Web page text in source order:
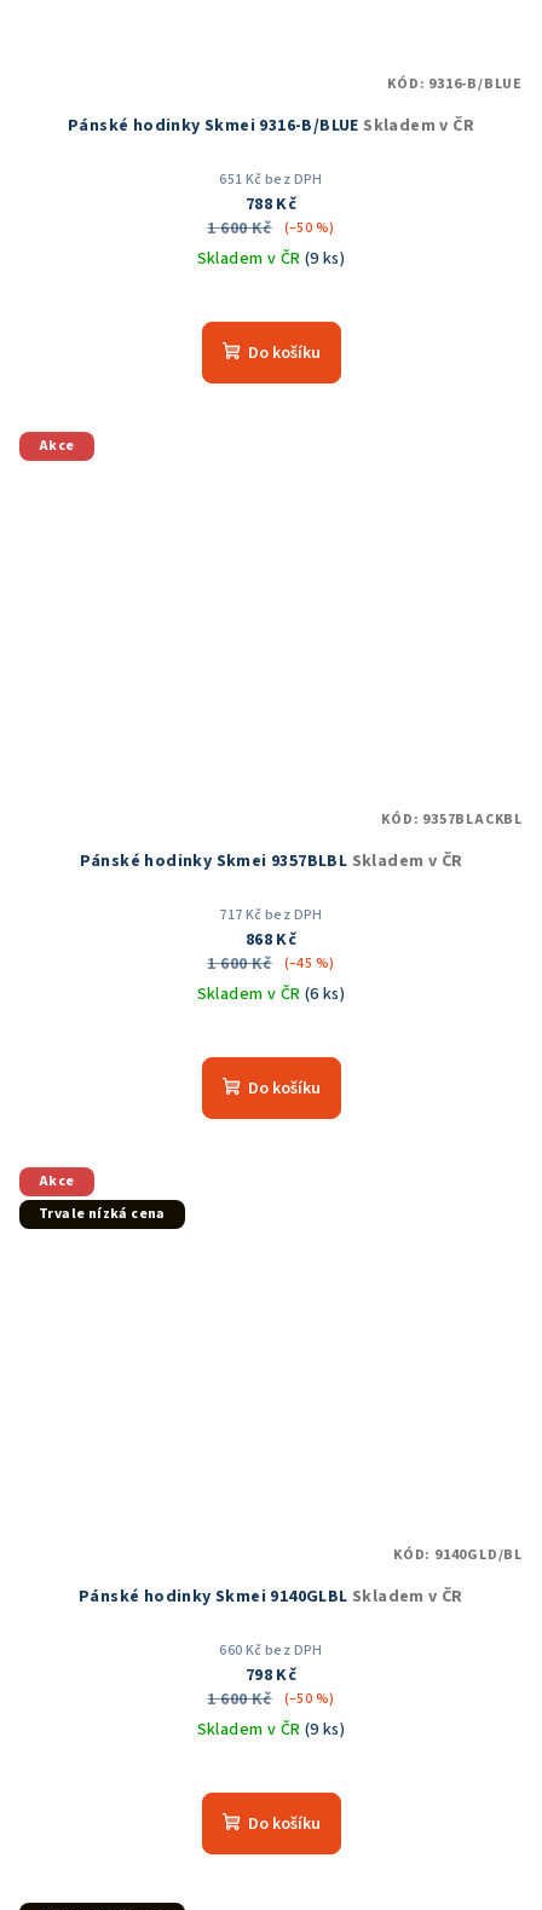
Pánské hodinky Skmei 9316-B/BLUE Skladem v ČR
651 Kč bez DPH
788 Kč
1 600 Kč
(–50 %)
Skladem v ČR (9 ks)
Do košíku
KÓD: 9316-B/BLUE
Akce
Pánské hodinky Skmei 9357BLBL Skladem v ČR
717 Kč bez DPH
868 Kč
1 600 Kč
(–45 %)
Skladem v ČR (6 ks)
hodnocení
produktu
Do košíku
KÓD: 9357BLACKBL
Akce
Trvale nízká cena
Pánské hodinky Skmei 9140GLBL Skladem v ČR
660 Kč bez DPH
798 Kč
1 600 Kč
(–50 %)
Skladem v ČR (9 ks)
hodnocení
produktu
Do košíku
KÓD: 9140GLD/BL